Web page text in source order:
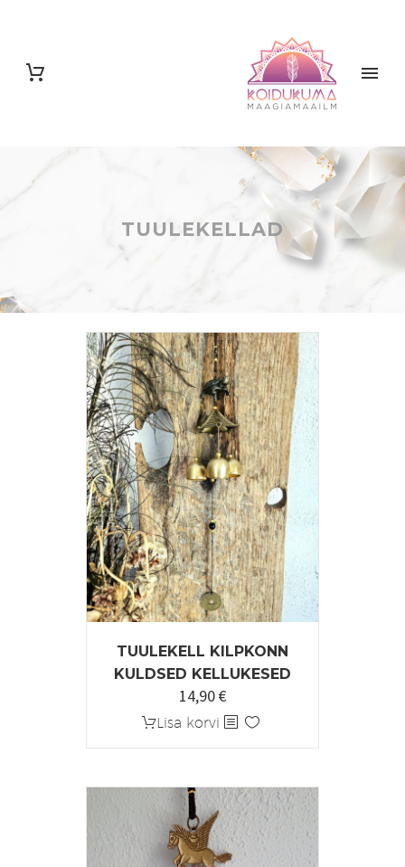
TUULEKELLAD
TUULEKELL KILPKONN
KULDSED KELLUKESED
14,90€
Lisa korvi